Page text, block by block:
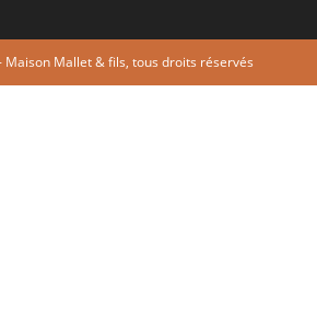
Mallet & fils, tous droits réservés